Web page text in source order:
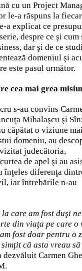
cu un Project
le-a răspuns la
a explicat ce
despre ce şi cum
dar şi de ce
domeniul şi
este pasul următor.
cea mai grea
s-au convins
Mihalaşcu şi
căpătat o viziune
domeniu, au
judecătoria,
de apel şi au
înţeles diferenţa
iar întrebările n-au
la care am fost duşi
din viaţa pe care o
fost doar pentru o
că asta vreau
dezvăluit Carmen